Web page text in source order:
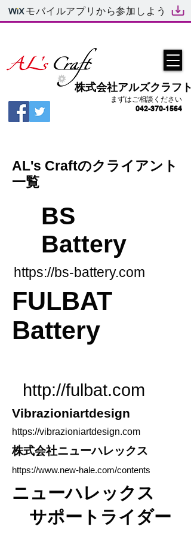
モバイルアプリから参加しよう
まずはご相談ください
042-370-1564
​株式会社アルズクラフト
AL's Craftのクライアント
一覧
BS
Battery
https://bs-battery.com
FULBAT
Battery
http://fulbat.com
​Vibrazioniartdesign
https://vibrazioniartdesign.com
​株式会社ニューハレックス
https://www.new-hale.com/contents
ニューハレックス
サポートライダー